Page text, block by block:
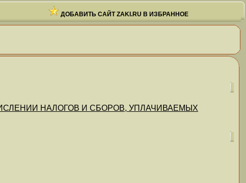
ДОБАВИТЬ САЙТ ZAKI.RU В ИЗБРАННОЕ
НАЛОГОВ И СБОРОВ, УПЛАЧИВАЕМЫХ